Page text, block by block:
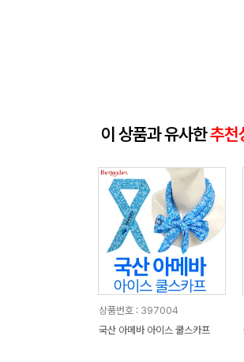
이 상품과 유사한추천
상품번호 : 397004
국산 아메바 아이스 쿨스카프